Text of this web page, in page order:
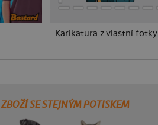
Karikatura z vlastní fotky
ZBOŽÍ SE STEJNÝM POTISKEM